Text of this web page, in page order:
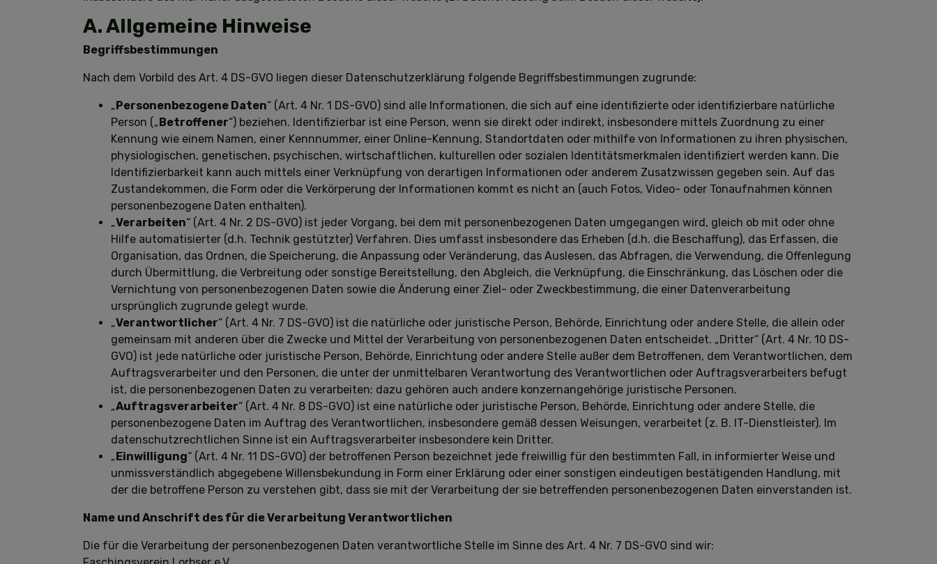
A. Allgemeine Hinweise
Begriffsbestimmungen
Nach dem Vorbild des Art. 4 DS-GVO liegen dieser Datenschutzerklärung folgende Begriffsbestimmungen zugrunde:
„Personenbezogene Daten“ (Art. 4 Nr. 1 DS-GVO) sind alle Informationen, die sich auf eine identifizierte oder identifizierbare natürliche
Person („Betroffener“) beziehen. Identifizierbar ist eine Person, wenn sie direkt oder indirekt, insbesondere mittels Zuordnung zu einer
Kennung wie einem Namen, einer Kennnummer, einer Online-Kennung, Standortdaten oder mithilfe von Informationen zu ihren physischen,
physiologischen, genetischen, psychischen, wirtschaftlichen, kulturellen oder sozialen Identitätsmerkmalen identifiziert werden kann. Die
Identifizierbarkeit kann auch mittels einer Verknüpfung von derartigen Informationen oder anderem Zusatzwissen gegeben sein. Auf das
Zustandekommen, die Form oder die Verkörperung der Informationen kommt es nicht an (auch Fotos, Video- oder Tonaufnahmen können
personenbezogene Daten enthalten).
„Verarbeiten“ (Art. 4 Nr. 2 DS-GVO) ist jeder Vorgang, bei dem mit personenbezogenen Daten umgegangen wird, gleich ob mit oder ohne
Hilfe automatisierter (d.h. Technik gestützter) Verfahren. Dies umfasst insbesondere das Erheben (d.h. die Beschaffung), das Erfassen, die
Organisation, das Ordnen, die Speicherung, die Anpassung oder Veränderung, das Auslesen, das Abfragen, die Verwendung, die Offenlegung
durch Übermittlung, die Verbreitung oder sonstige Bereitstellung, den Abgleich, die Verknüpfung, die Einschränkung, das Löschen oder die
Vernichtung von personenbezogenen Daten sowie die Änderung einer Ziel- oder Zweckbestimmung, die einer Datenverarbeitung
ursprünglich zugrunde gelegt wurde.
„Verantwortlicher“ (Art. 4 Nr. 7 DS-GVO) ist die natürliche oder juristische Person, Behörde, Einrichtung oder andere Stelle, die allein oder
gemeinsam mit anderen über die Zwecke und Mittel der Verarbeitung von personenbezogenen Daten entscheidet. „Dritter“ (Art. 4 Nr. 10 DS-
GVO) ist jede natürliche oder juristische Person, Behörde, Einrichtung oder andere Stelle außer dem Betroffenen, dem Verantwortlichen, dem
Auftragsverarbeiter und den Personen, die unter der unmittelbaren Verantwortung des Verantwortlichen oder Auftragsverarbeiters befugt
ist, die personenbezogenen Daten zu verarbeiten; dazu gehören auch andere konzernangehörige juristische Personen.
„Auftragsverarbeiter“ (Art. 4 Nr. 8 DS-GVO) ist eine natürliche oder juristische Person, Behörde, Einrichtung oder andere Stelle, die
personenbezogene Daten im Auftrag des Verantwortlichen, insbesondere gemäß dessen Weisungen, verarbeitet (z. B. IT-Dienstleister). Im
datenschutzrechtlichen Sinne ist ein Auftragsverarbeiter insbesondere kein Dritter.
„Einwilligung“ (Art. 4 Nr. 11 DS-GVO) der betroffenen Person bezeichnet jede freiwillig für den bestimmten Fall, in informierter Weise und
unmissverständlich abgegebene Willensbekundung in Form einer Erklärung oder einer sonstigen eindeutigen bestätigenden Handlung, mit
der die betroffene Person zu verstehen gibt, dass sie mit der Verarbeitung der sie betreffenden personenbezogenen Daten einverstanden ist.
Name und Anschrift des für die Verarbeitung Verantwortlichen
Die für die Verarbeitung der personenbezogenen Daten verantwortliche Stelle im Sinne des Art. 4 Nr. 7 DS-GVO sind wir: